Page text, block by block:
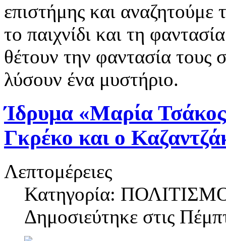
επιστήμης και αναζητούμε
το παιχνίδι και τη
θέτουν την φαντασία τους
λύσουν ένα μυστήριο.
Ίδρυμα «Μαρία
Γκρέκο και ο
Λεπτομέρειες
Κατηγορία:
Δημοσιεύτηκε στις